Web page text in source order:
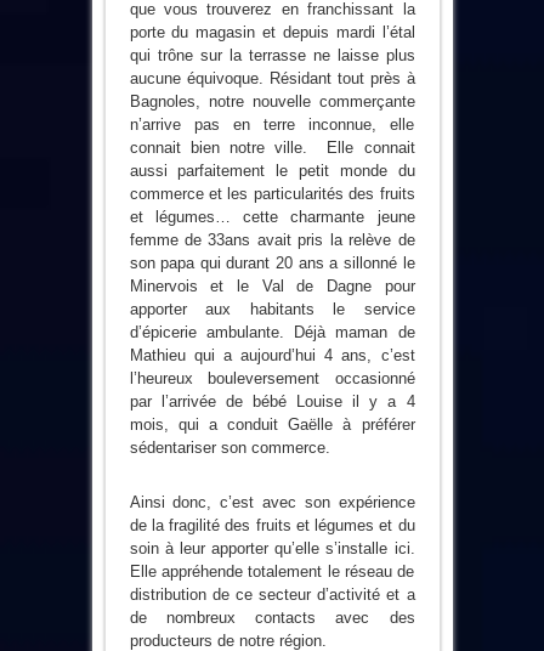
que vous trouverez en franchissant la
porte du magasin et depuis mardi l’étal
qui trône sur la terrasse ne laisse plus
aucune équivoque. Résidant tout près à
Bagnoles, notre nouvelle commerçante
n’arrive pas en terre inconnue, elle
connait bien notre ville. Elle connait
aussi parfaitement le petit monde du
commerce et les particularités des fruits
et légumes… cette charmante jeune
femme de 33ans avait pris la relève de
son papa qui durant 20 ans a sillonné le
Minervois et le Val de Dagne pour
apporter aux habitants le service
d’épicerie ambulante. Déjà maman de
Mathieu qui a aujourd’hui 4 ans, c’est
l’heureux bouleversement occasionné
par l’arrivée de bébé Louise il y a 4
mois, qui a conduit Gaëlle à préférer
sédentariser son commerce.
Ainsi donc, c’est avec son expérience
de la fragilité des fruits et légumes et du
soin à leur apporter qu’elle s’installe ici.
Elle appréhende totalement le réseau de
distribution de ce secteur d’activité et a
de nombreux contacts avec des
producteurs de notre région.